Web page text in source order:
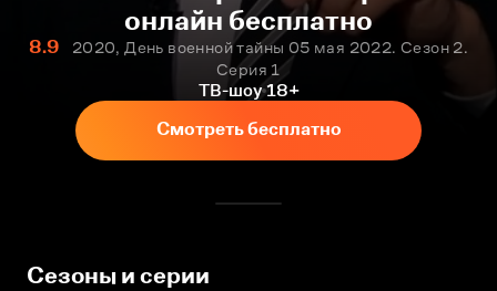
онлайн бесплатно
8.9
2020, День военной тайны 05 мая 2022. Сезон 2.
Серия 1
ТВ-шоу 18+
Смотреть бесплатно
Сезоны и серии